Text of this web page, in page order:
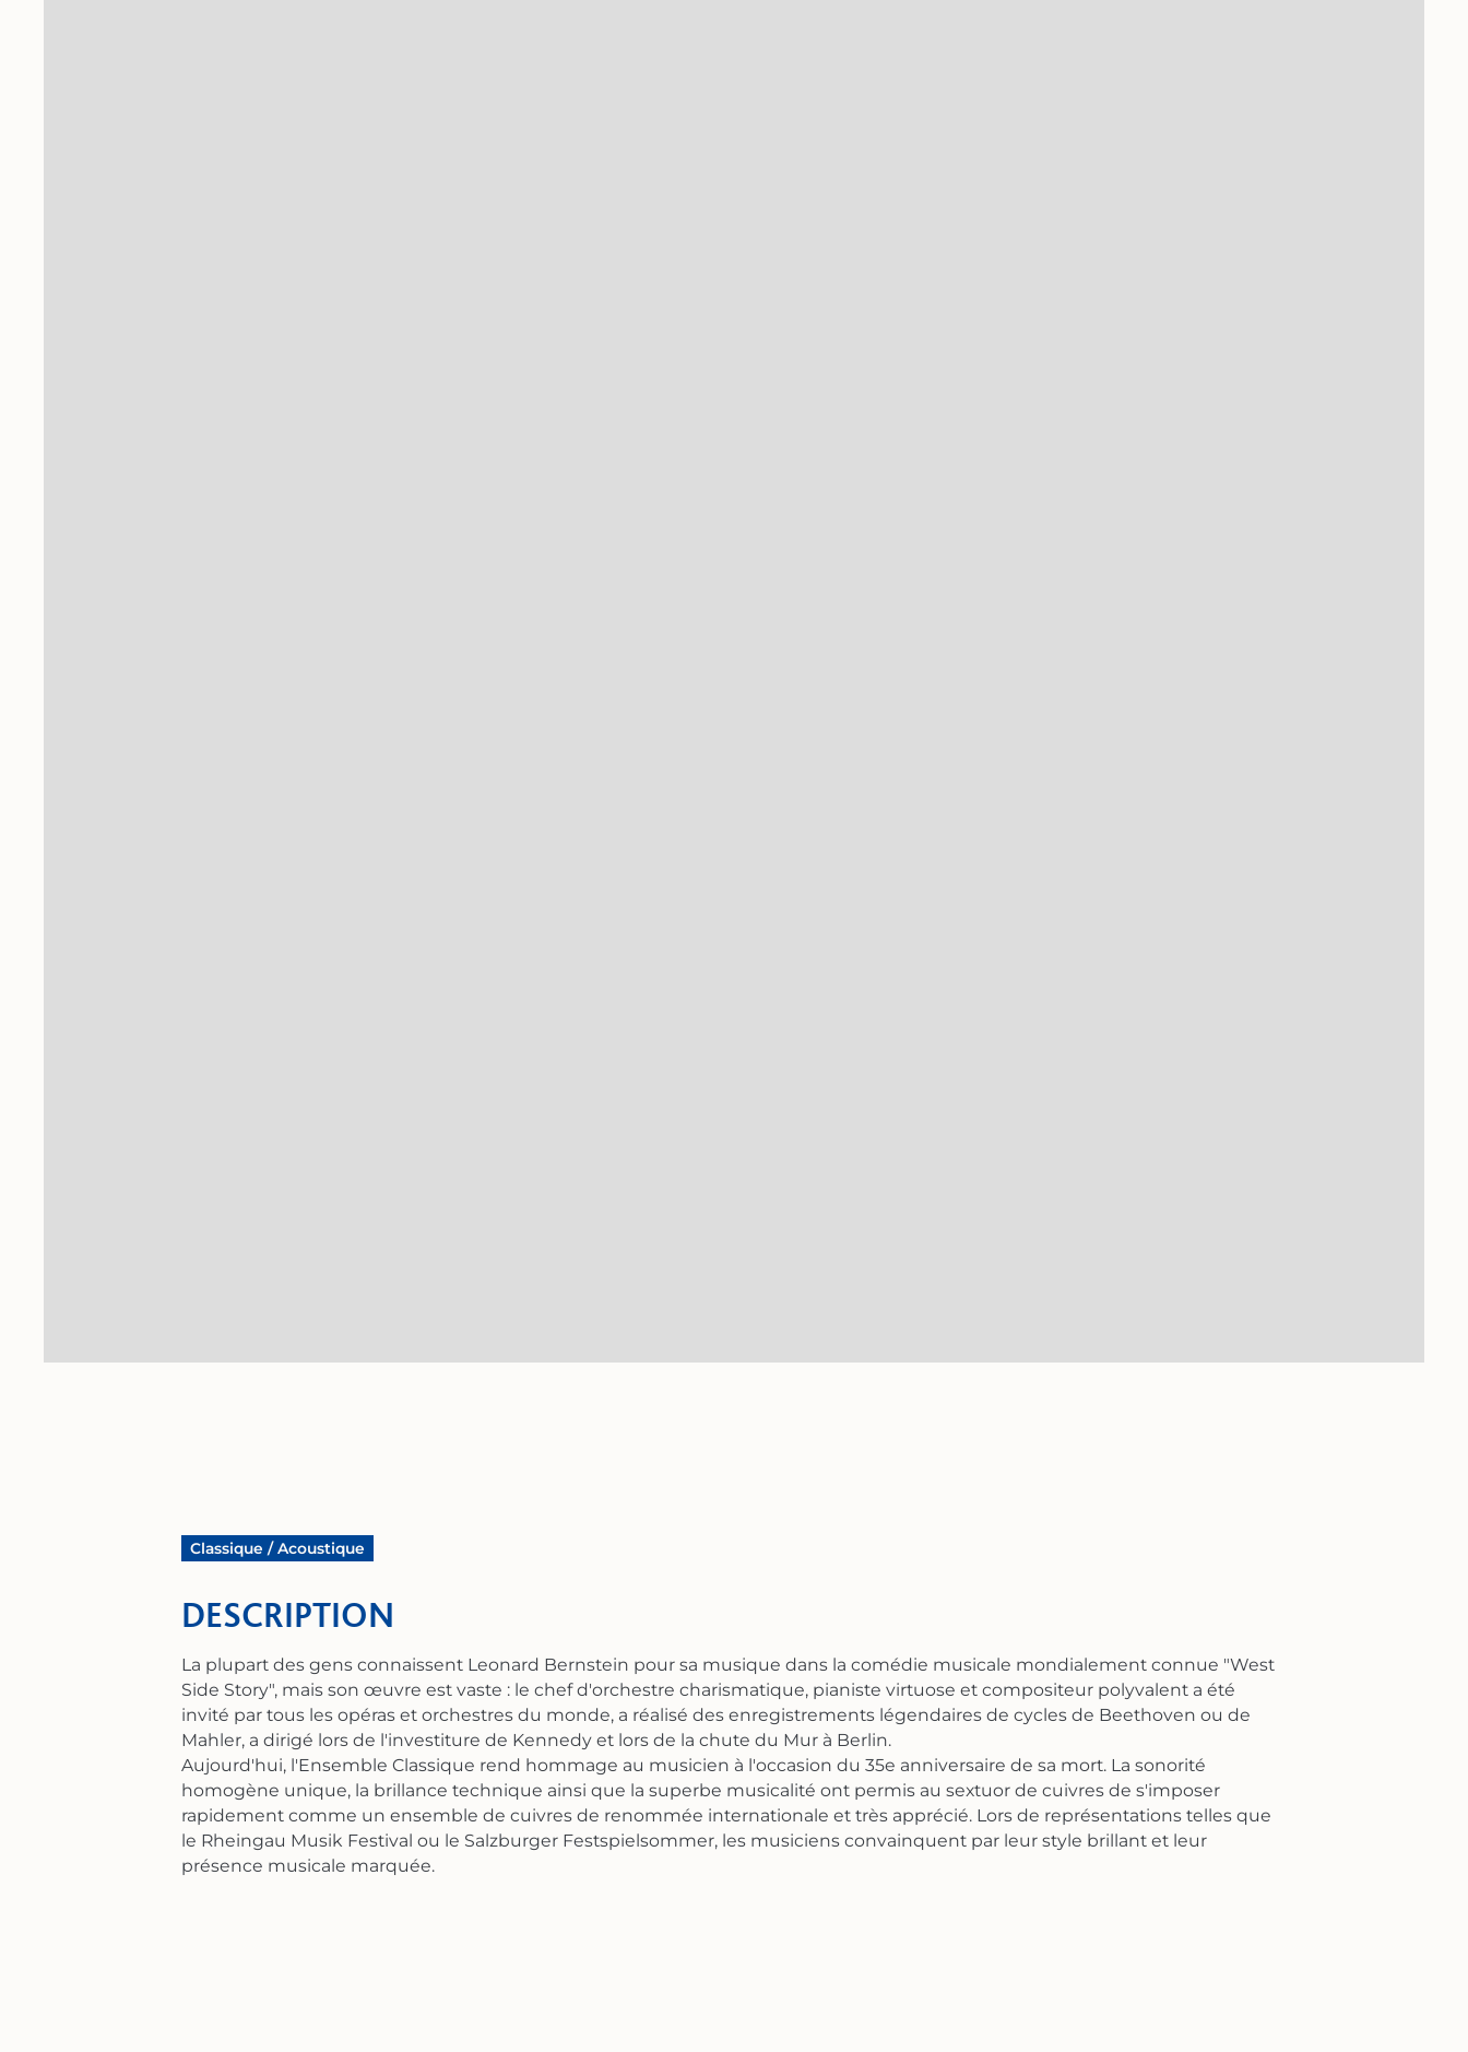
Classique / Acoustique
DESCRIPTION
La plupart des gens connaissent Leonard Bernstein pour sa musique dans la comédie musicale mondialement connue "West
Side Story", mais son œuvre est vaste : le chef d'orchestre charismatique, pianiste virtuose et compositeur polyvalent a été
invité par tous les opéras et orchestres du monde, a réalisé des enregistrements légendaires de cycles de Beethoven ou de
Mahler, a dirigé lors de l'investiture de Kennedy et lors de la chute du Mur à Berlin.
Aujourd'hui, l'Ensemble Classique rend hommage au musicien à l'occasion du 35e anniversaire de sa mort. La sonorité
homogène unique, la brillance technique ainsi que la superbe musicalité ont permis au sextuor de cuivres de s'imposer
rapidement comme un ensemble de cuivres de renommée internationale et très apprécié. Lors de représentations telles que
le Rheingau Musik Festival ou le Salzburger Festspielsommer, les musiciens convainquent par leur style brillant et leur
présence musicale marquée.